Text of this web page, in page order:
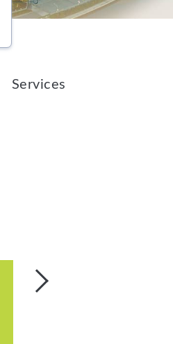
Services